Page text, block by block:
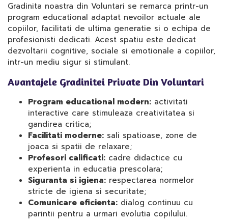
Gradinita noastra din Voluntari se remarca printr-un
program educational adaptat nevoilor actuale ale
copiilor, facilitati de ultima generatie si o echipa de
profesionisti dedicati. Acest spatiu este dedicat
dezvoltarii cognitive, sociale si emotionale a copiilor,
intr-un mediu sigur si stimulant.
Avantajele Gradinitei Private Din Voluntari
Program educational modern: activitati
interactive care stimuleaza creativitatea si
gandirea critica;
Facilitati moderne: sali spatioase, zone de
joaca si spatii de relaxare;
Profesori calificati: cadre didactice cu
experienta in educatia prescolara;
Siguranta si igiena: respectarea normelor
stricte de igiena si securitate;
Comunicare eficienta: dialog continuu cu
parintii pentru a urmari evolutia copilului.